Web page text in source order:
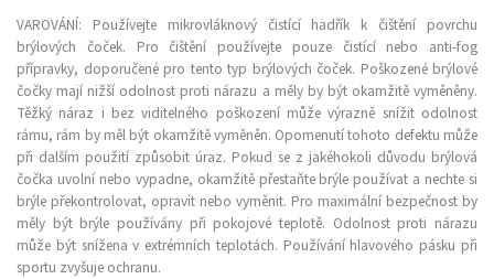
VAROVÁNÍ: Používejte mikrovláknový čistící hadřík k čištění povrchu
brýlových čoček. Pro čištění používejte pouze čistící nebo anti-fog
přípravky, doporučené pro tento typ brýlových čoček. Poškozené brýlové
čočky mají nižší odolnost proti nárazu a měly by být okamžitě vyměněny.
Těžký náraz i bez viditelného poškození může výrazně snížit odolnost
rámu, rám by měl být okamžitě vyměněn. Opomenutí tohoto defektu může
při dalším použití způsobit úraz. Pokud se z jakéhokoli důvodu brýlová
čočka uvolní nebo vypadne, okamžitě přestaňte brýle používat a nechte si
brýle překontrolovat, opravit nebo vyměnit. Pro maximální bezpečnost by
měly být brýle používány při pokojové teplotě. Odolnost proti nárazu
může být snížena v extrémních teplotách. Používání hlavového pásku při
sportu zvyšuje ochranu.